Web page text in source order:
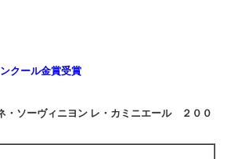
クール金賞受賞
ソーヴィニヨン レ・カミニエール ２００